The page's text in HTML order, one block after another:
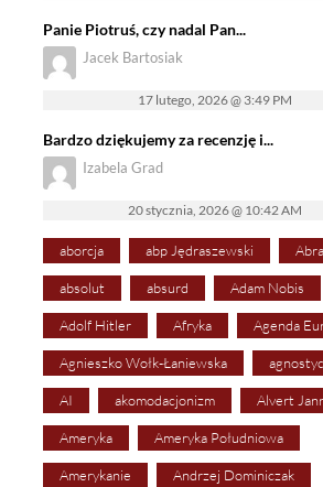
Panie Piotruś, czy nadal Pan...
Jacek Bartosiak
17 lutego, 2026 @ 3:49 PM
Bardzo dziękujemy za recenzję i...
Izabela Grad
20 stycznia, 2026 @ 10:42 AM
aborcja abp Jędraszewski
absolut absurd Adam Nobis
Adolf Hitler Afryka Agenda
Agnieszko Wołk-Łaniewska
AI akomodacjonizm Alvert
Ameryka Ameryka Południowa
Amerykanie Andrzej Dominiczak